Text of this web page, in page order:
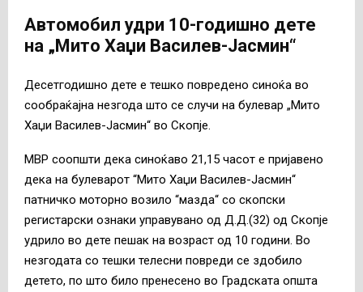
Автомобил удри 10-годишно дете
на „Мито Хаџи Василев-Јасмин“
Десетгодишно дете е тешко повредено синоќа во
сообраќајна незгода што се случи на булевар „Мито
Хаџи Василев-Јасмин“ во Скопје.
МВР соопшти дека синоќаво 21,15 часот е пријавено
дека на булеварот “Мито Хаџи Василев-Јасмин“
патничко моторно возило “мазда“ со скопски
регистарски ознаки управувано од Д.Д.(32) од Скопје
удрило во дете пешак на возраст од 10 години. Во
незгодата со тешки телесни повреди се здобило
детето, по што било пренесено во Градската општа